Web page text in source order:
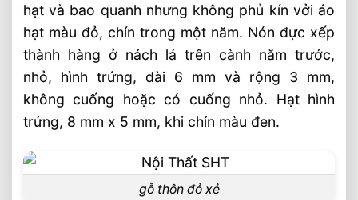
hạt và bao quanh nhưng không phủ kín vởi áo
hạt màu đỏ, chín trong một năm. Nón đực xếp
thành hàng ở nách lá trên cành năm trước,
nhỏ, hình trứng, dài 6 mm và rộng 3 mm,
không cuống hoặc có cuống nhỏ. Hạt hình
trứng, 8 mm x 5 mm, khi chín màu đen.
gỗ thôn đỏ xẻ